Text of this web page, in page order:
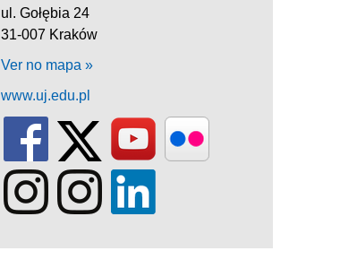
ul. Gołębia 24
31-007 Kraków
Ver no mapa »
www.uj.edu.pl